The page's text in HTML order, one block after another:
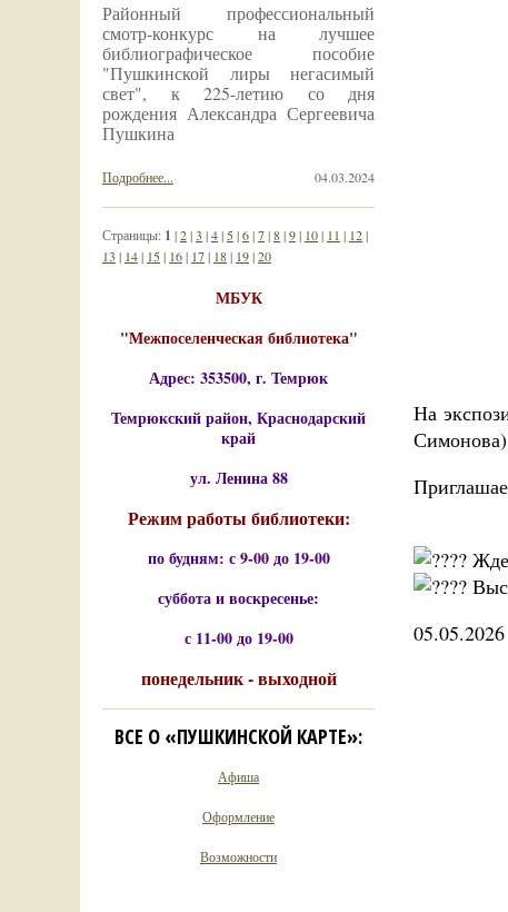
На
05.05.2026
Районный профессиональный
смотр-конкурс на лучшее
библиографическое пособие
"Пушкинской лиры негасимый
свет", к 225-летию со дня
рождения Александра Сергеевича
Пушкина
04.03.2024
Подробнее...
Страницы: 1 |2|3 |4| 5|6|7|8|9| 10| 11 | 12|
13 | 14| 15| 16| 17| 18| 19|20
МБУК
"Межпоселенческая библиотека"
Адрес: 353500, г. Темрюк
Темрюкский район, Краснодарский
край
ул. Ленина 88
Режим работы библиотеки:
по будням: с 9-00 до 19-00
суббота и воскресенье:
с 11-00 до 19-00
понедельник - выходной
ВСЕ О «ПУШКИНСКОЙ КАРТЕ»:
Афиша
Оформление
Возможности